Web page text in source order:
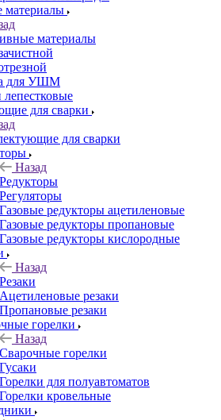
материалы
материалы
для УШМ
для сварки
для сварки
Назад
Редукторы
Регуляторы
Газовые редукторы ацетиленовые
Газовые редукторы пропановые
Газовые редукторы кислородные
Назад
Резаки
Ацетиленовые резаки
Пропановые резаки
горелки
Назад
Сварочные горелки
Гусаки
Горелки для полуавтоматов
Горелки кровельные